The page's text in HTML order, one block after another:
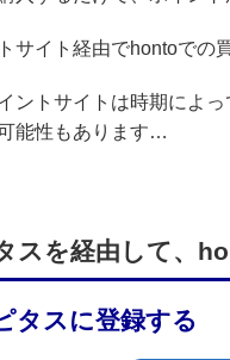
サイト経由でhontoでの
ントサイトは時期によ
能性もあります…
スを経由して、
タスに登録する